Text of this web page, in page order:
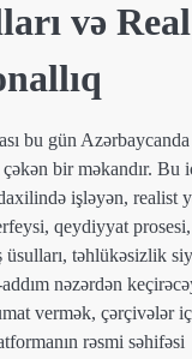
və Real
bu gün
bir məkandır. Bu
işləyən, realist
qeydiyyat
üsulları, təhlükəsizlik
nəzərdən
vermək, çərçivələr
rəsmi səhifəsi